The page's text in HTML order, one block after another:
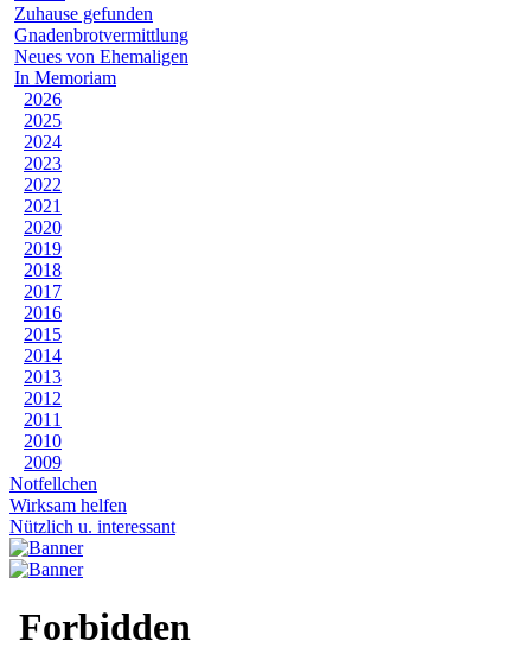
Zuhause gefunden
Gnadenbrotvermittlung
Neues von Ehemaligen
In Memoriam
2026
2025
2024
2023
2022
2021
2020
2019
2018
2017
2016
2015
2014
2013
2012
2011
2010
2009
Notfellchen
Wirksam helfen
Nützlich u. interessant